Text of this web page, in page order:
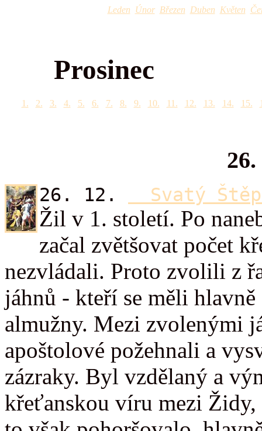
Leden Únor Březen Duben Květen
Prosinec
1. 2. 3. 4. 5. 6. 7. 8. 9. 10. 11. 12. 13. 14. 15.
26. 12. Svatý
Žil v 1. století. Po
začal zvětšovat počet
nezvládali. Proto zvolili z
jáhnů - kteří se měli
almužny. Mezi zvolenými
apoštolové požehnali a
zázraky. Byl vzdělaný a
křeťanskou víru mezi